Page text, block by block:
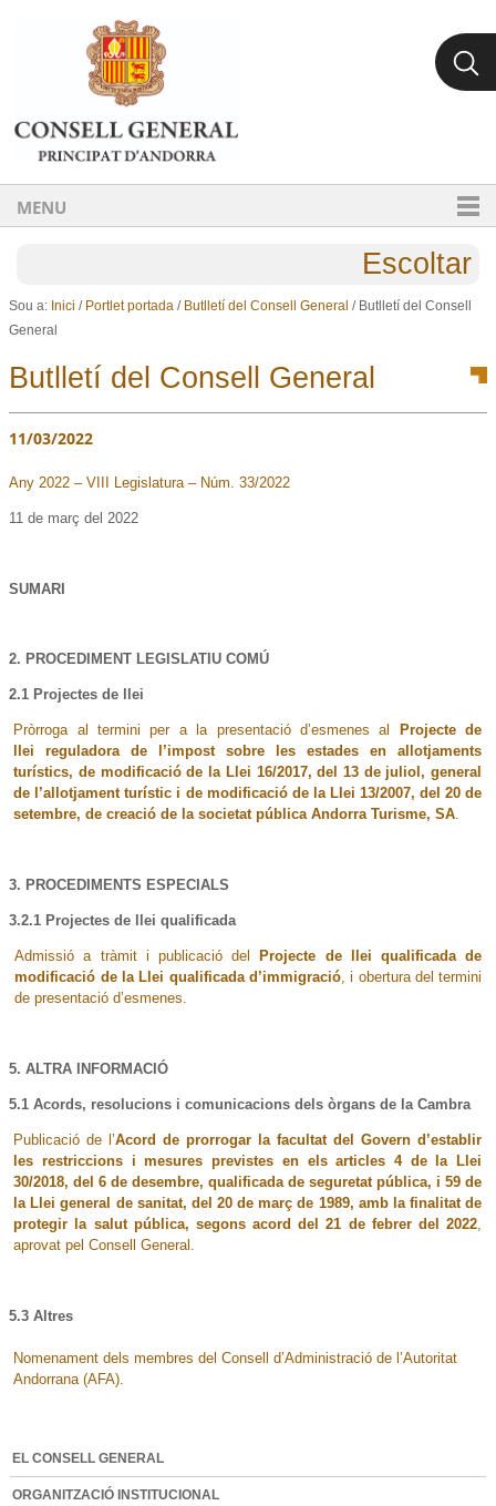
Ves al contingut.
Salta a la navegació
MENU
Escoltar
Sou a: Inici / Portlet portada / Butlletí del Consell General / Butlletí del Consell
General
Butlletí del Consell General
11/03/2022
Any 2022 – VIII Legislatura – Núm. 33/2022
11 de març del 2022
SUMARI
2. PROCEDIMENT LEGISLATIU COMÚ
2.1 Projectes de llei
Pròrroga al termini per a la presentació d’esmenes al
Projecte de
llei
reguladora de l’impost sobre les estades en allotjaments
turístics, de modificació de la Llei 16/2017, del 13 de juliol, general
de l’allotjament turístic i de modificació de la Llei 13/2007, del 20 de
setembre, de creació de la societat pública Andorra Turisme, SA.
3. PROCEDIMENTS ESPECIALS
3.2.1 Projectes de llei qualificada
Admissió a tràmit i publicació del
Projecte de llei qualificada de
modificació de la Llei qualificada d’immigració, i obertura del termini
de presentació d’esmenes.
5. ALTRA INFORMACIÓ
5.1 Acords, resolucions i comunicacions dels òrgans de la Cambra
Publicació de l’Acord de prorrogar la facultat del Govern d’establir
les restriccions i mesures previstes en els articles 4 de la Llei
30/2018, del 6 de desembre, qualificada de seguretat pública, i 59 de
la Llei general de sanitat, del 20 de març de 1989, amb la finalitat de
protegir la salut pública, segons acord del 21 de febrer del 2022,
aprovat pel Consell General.
5.3 Altres
Nomenament dels membres del Consell d’Administració de l’Autoritat
Andorrana (AFA).
EL CONSELL GENERAL
ORGANITZACIÓ INSTITUCIONAL